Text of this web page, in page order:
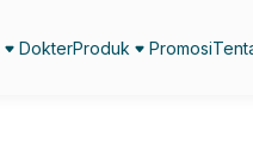
DokterProduk Promosi